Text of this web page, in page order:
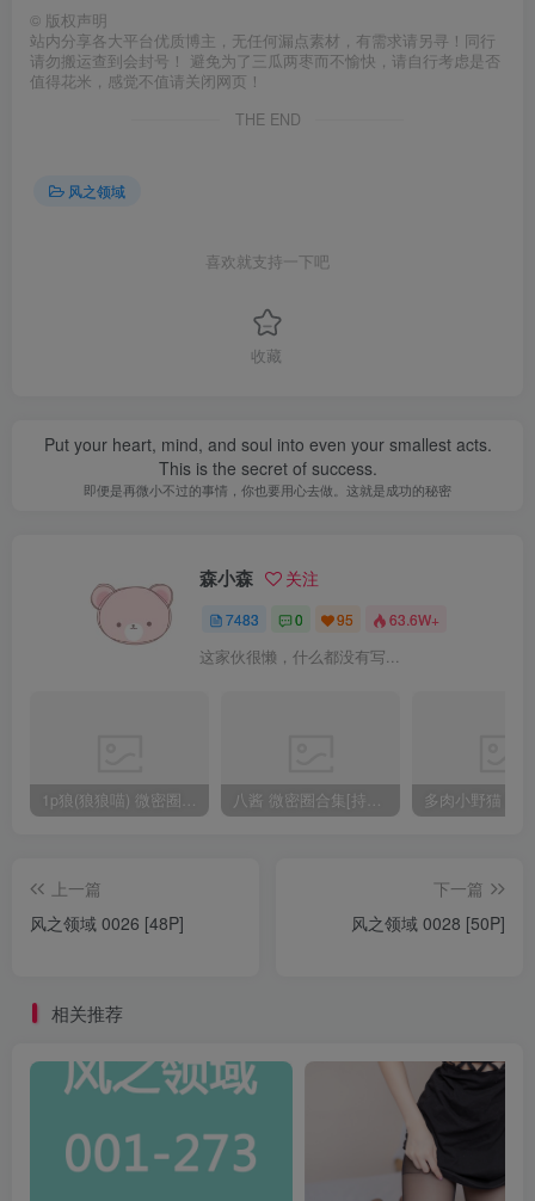
© 版权声明
站内分享各大平台优质博主，无任何漏点素材，有需求请另寻！同行
请勿搬运查到会封号！ 避免为了三瓜两枣而不愉快，请自行考虑是否
值得花米，感觉不值请关闭网页！
THE END
风之领域
喜欢就支持一下吧
收藏
Put your heart, mind, and soul into even your smallest acts.
This is the secret of success.
即便是再微小不过的事情，你也要用心去做。这就是成功的秘密
森小森 关注
7483 0 95 63.6W+
这家伙很懒，什么都没有写...
1p狼(狼狼喵) 微密圈/岛遇合集[持续更新2025.08.20] 八酱 微密圈合集[持续更新]
上一篇
风之领域 0026 [48P]
下一篇
风之领域 0028 [50P]
相关推荐